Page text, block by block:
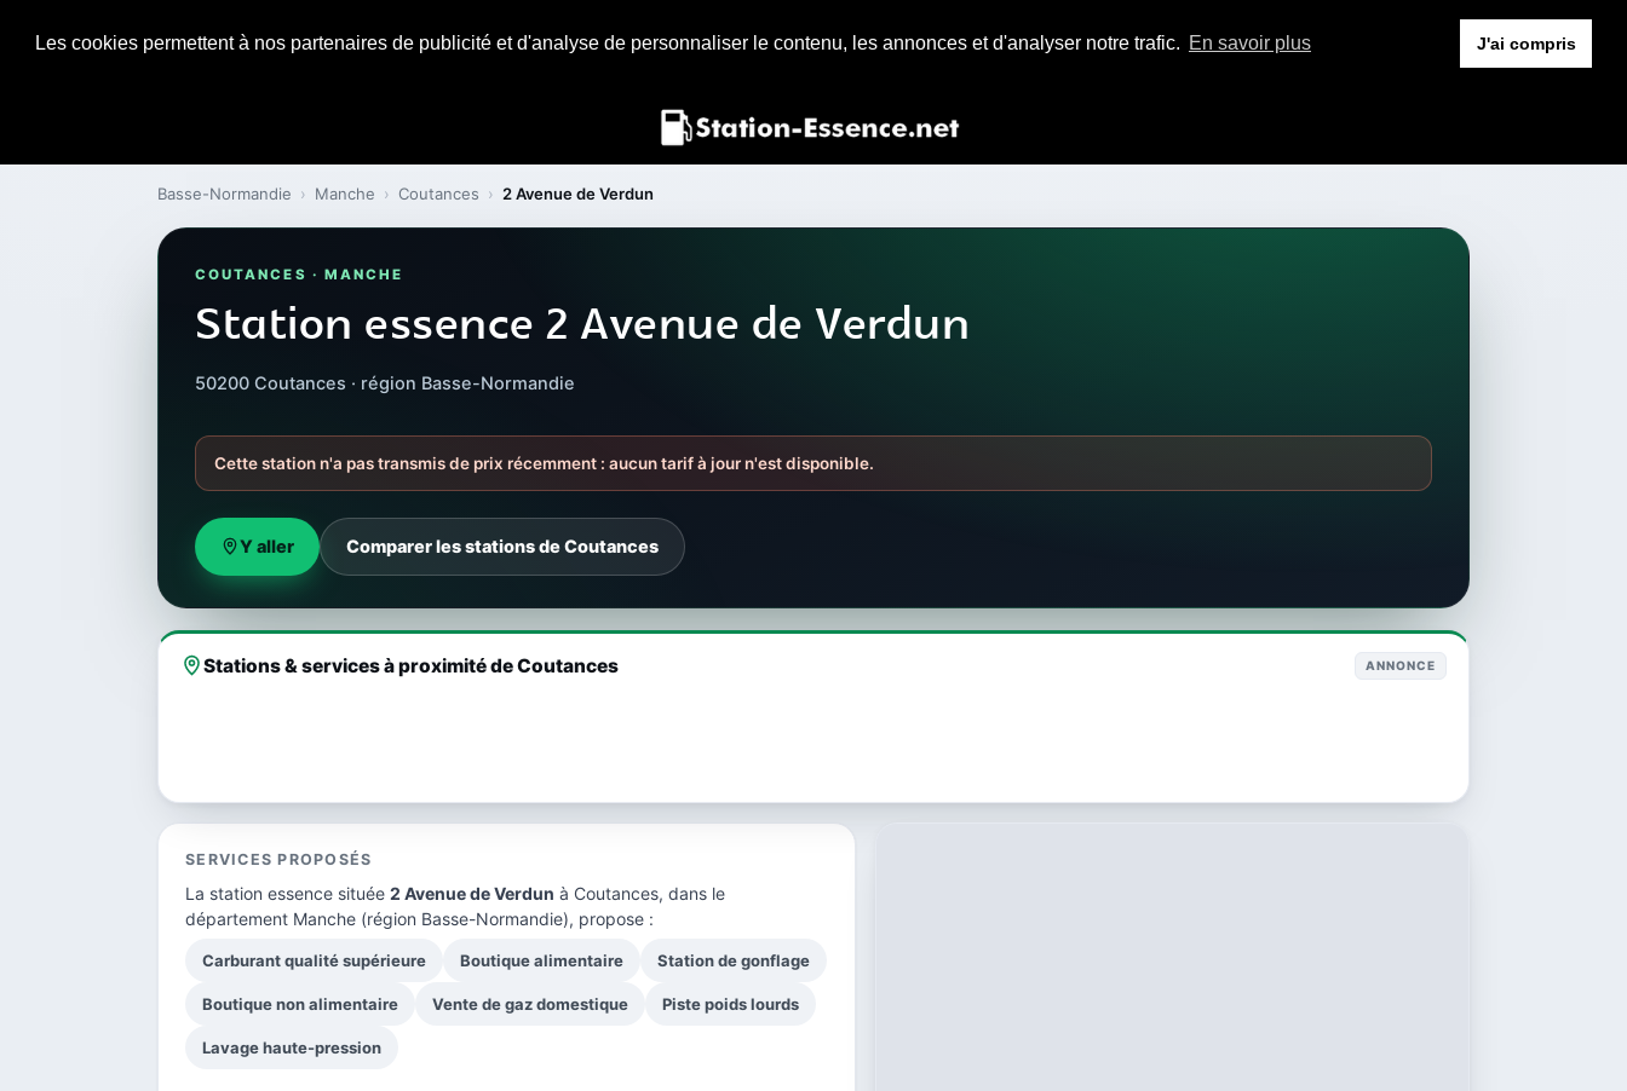
Les cookies permettent à nos partenaires de publicité et d'analyse de personnaliser le contenu, les annonces et d'analyser notre trafic. En savoir plus J'ai compris
Basse-Normandie › Manche › Coutances › 2 Avenue de Verdun
COUTANCES · MANCHE
Station essence 2 Avenue de Verdun
50200 Coutances · région Basse-Normandie
Cette station n'a pas transmis de prix récemment : aucun tarif à jour n'est disponible.
Y aller Comparer les stations de Coutances
Stations & services à proximité de Coutances ANNONCE
SERVICES PROPOSÉS
La station essence située 2 Avenue de Verdun à Coutances, dans le
département Manche (région Basse-Normandie), propose :
Carburant qualité supérieure Boutique alimentaire Station de gonflage
Boutique non alimentaire Vente de gaz domestique Piste poids lourds
Lavage haute-pression